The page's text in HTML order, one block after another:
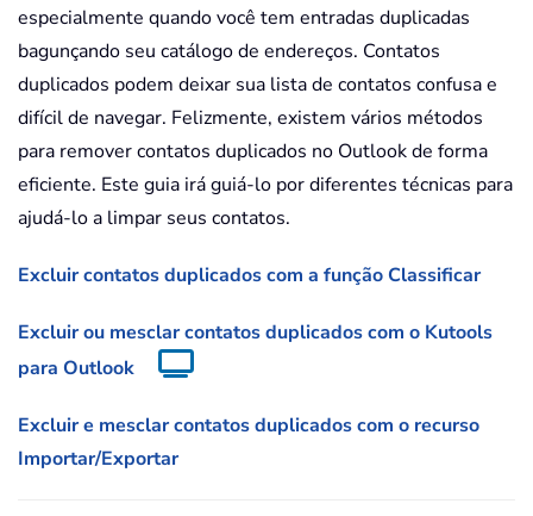
especialmente quando você tem entradas duplicadas
bagunçando seu catálogo de endereços. Contatos
duplicados podem deixar sua lista de contatos confusa e
difícil de navegar. Felizmente, existem vários métodos
para remover contatos duplicados no Outlook de forma
eficiente. Este guia irá guiá-lo por diferentes técnicas para
ajudá-lo a limpar seus contatos.
Excluir contatos duplicados com a função Classificar
Excluir ou mesclar contatos duplicados com o Kutools
para Outlook
Excluir e mesclar contatos duplicados com o recurso
Importar/Exportar